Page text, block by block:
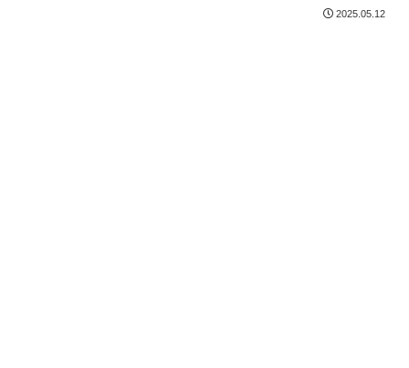
2025.05.12